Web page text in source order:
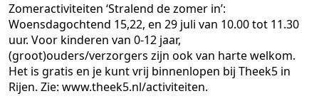
Zomeractiviteiten ‘Stralend de zomer in’:
Woensdagochtend 15,22, en 29 juli van 10.00 tot 11.30
uur. Voor kinderen van 0-12 jaar,
(groot)ouders/verzorgers zijn ook van harte welkom.
Het is gratis en je kunt vrij binnenlopen bij Theek5 in
Rijen. Zie: www.theek5.nl/activiteiten.